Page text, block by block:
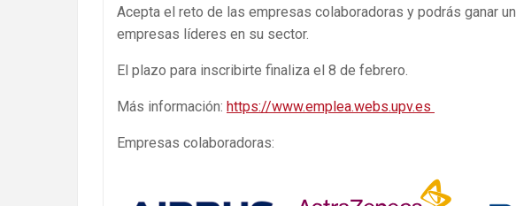
Acepta el reto de las empresas colaboradoras y podrás ganar un
empresas líderes en su sector.
El plazo para inscribirte finaliza el 8 de febrero.
Más información: https://www.emplea.webs.upv.es
Empresas colaboradoras: